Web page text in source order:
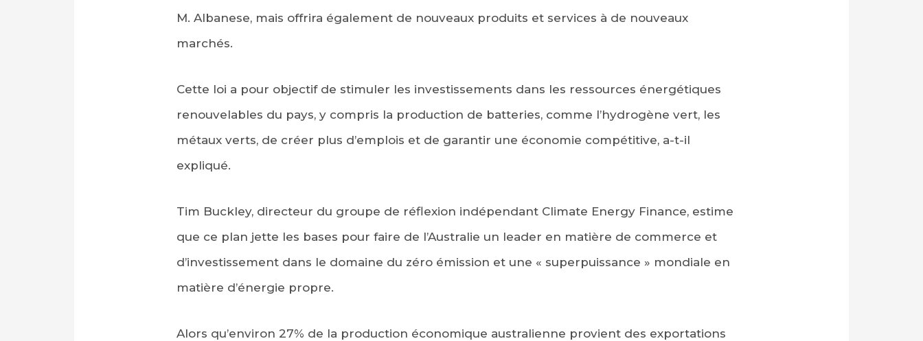
M. Albanese, mais offrira également de nouveaux produits et services à de nouveaux
marchés.
Cette loi a pour objectif de stimuler les investissements dans les ressources énergétiques
renouvelables du pays, y compris la production de batteries, comme l’hydrogène vert, les
métaux verts, de créer plus d’emplois et de garantir une économie compétitive, a-t-il
expliqué.
Tim Buckley, directeur du groupe de réflexion indépendant Climate Energy Finance, estime
que ce plan jette les bases pour faire de l’Australie un leader en matière de commerce et
d’investissement dans le domaine du zéro émission et une « superpuissance » mondiale en
matière d’énergie propre.
Alors qu’environ 27% de la production économique australienne provient des exportations